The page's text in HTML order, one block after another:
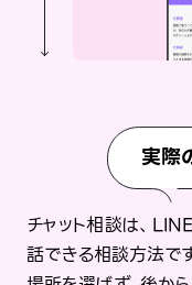
実際
チャット相談は、
話できる相談方法です